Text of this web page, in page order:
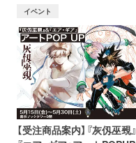
イベント
【受注商品案内】『灰仭巫覡